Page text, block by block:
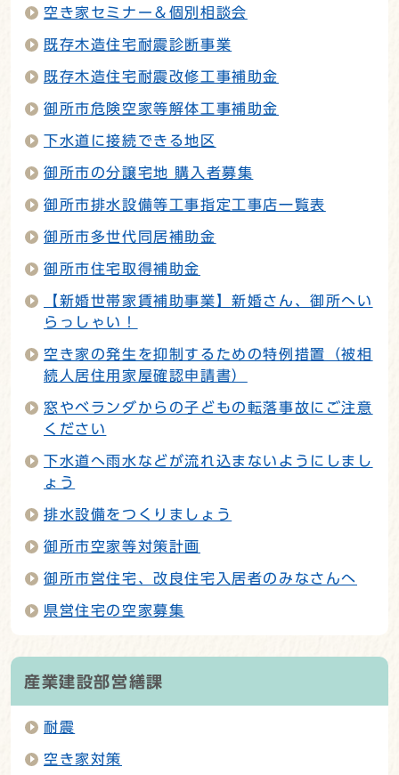
空き家セミナー＆個別相談会
既存木造住宅耐震診断事業
既存木造住宅耐震改修工事補助金
御所市危険空家等解体工事補助金
下水道に接続できる地区
御所市の分譲宅地 購入者募集
御所市排水設備等工事指定工事店一覧表
御所市多世代同居補助金
御所市住宅取得補助金
【新婚世帯家賃補助事業】新婚さん、御所へい
らっしゃい！
空き家の発生を抑制するための特例措置（被相
続人居住用家屋確認申請書）
窓やベランダからの子どもの転落事故にご注意
ください
下水道へ雨水などが流れ込まないようにしまし
ょう
排水設備をつくりましょう
御所市空家等対策計画
御所市営住宅、改良住宅入居者のみなさんへ
県営住宅の空家募集
産業建設部営繕課
耐震
空き家対策